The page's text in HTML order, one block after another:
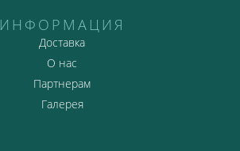
ИНФОРМАЦИЯ
Доставка
О нас
Партнерам
Галерея